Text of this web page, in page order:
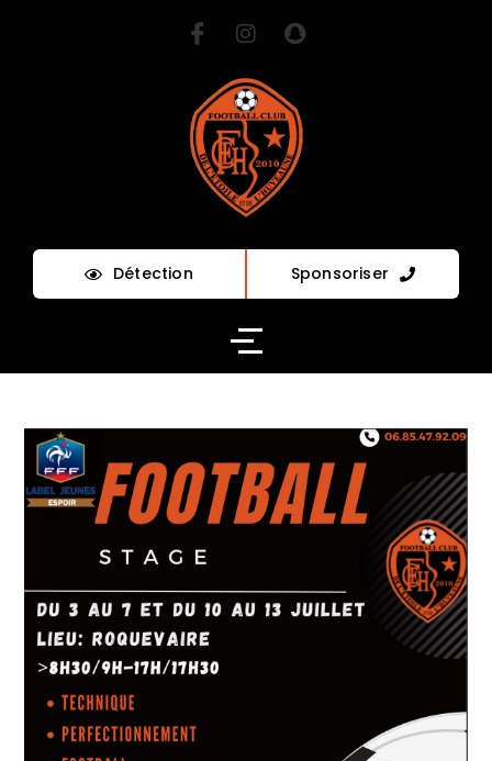
Détection Sponsoriser